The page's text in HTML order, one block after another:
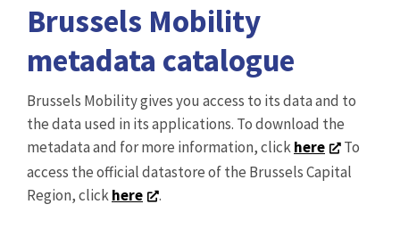
Brussels Mobility
metadata catalogue
Brussels Mobility gives you access to its data and to
the data used in its applications. To download the
metadata and for more information, clickhere
To
access the official datastore of the Brussels Capital
Region, clickhere .